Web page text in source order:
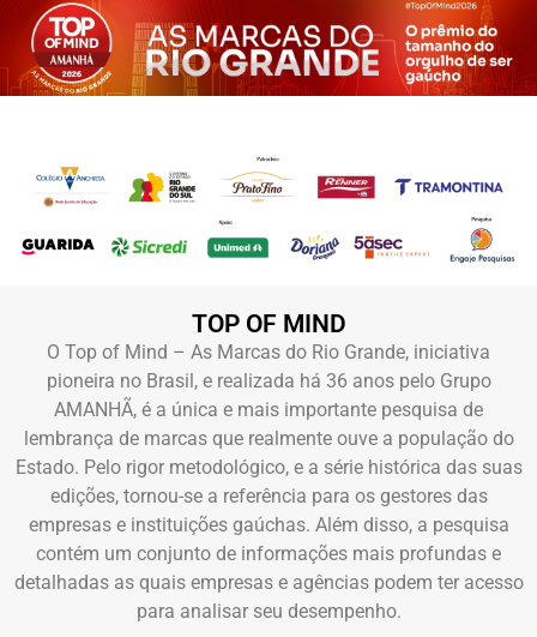
TOP OF MIND
O Top of Mind – As Marcas do Rio Grande, iniciativa
pioneira no Brasil, e realizada há 36 anos pelo Grupo
AMANHÃ, é a única e mais importante pesquisa de
lembrança de marcas que realmente ouve a população do
Estado. Pelo rigor metodológico, e a série histórica das suas
edições, tornou-se a referência para os gestores das
empresas e instituições gaúchas. Além disso, a pesquisa
contém um conjunto de informações mais profundas e
detalhadas as quais empresas e agências podem ter acesso
para analisar seu desempenho.